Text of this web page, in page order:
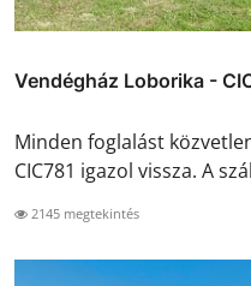
Vendégház Loborika -
Minden foglalást
CIC781 igazol vissza. A
2145 megtekintés